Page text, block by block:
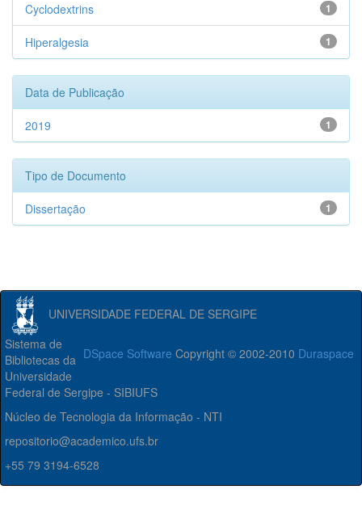
1
Cyclodextrins
1
Hiperalgesia
Data de Publicação
1
2019
Tipo de Documento
1
Dissertação
UNIVERSIDADE FEDERAL DE SERGIPE
DSpace Software Copyright © 2002-2010 Duraspace
Sistema de
Bibliotecas da
Universidade
Federal de Sergipe - SIBIUFS
Núcleo de Tecnologia da Informação - NTI
repositorio@academico.ufs.br
+55 79 3194-6528